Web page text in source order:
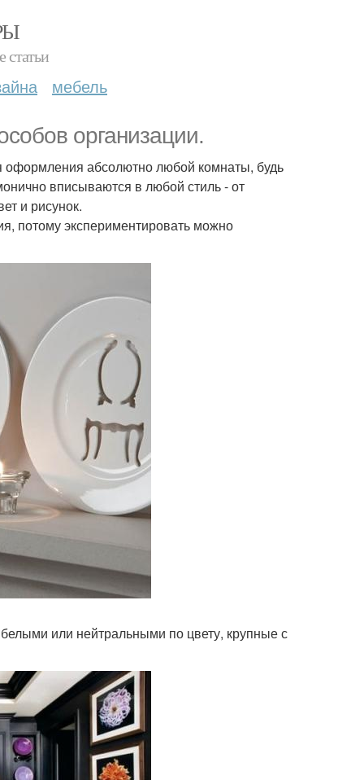
статьи
мебель
организации.
оформления абсолютно любой комнаты, будь
вписываются в любой стиль - от
и рисунок.
потому экспериментировать можно
или нейтральными по цвету, крупные с